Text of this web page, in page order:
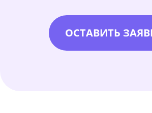
ОСТАВИТЬ